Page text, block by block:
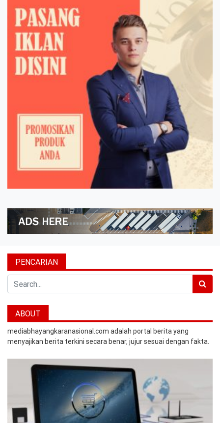
PENCARIAN
ABOUT
mediabhayangkaranasional.com adalah portal berita yang
menyajikan berita terkini secara benar, jujur sesuai dengan fakta.